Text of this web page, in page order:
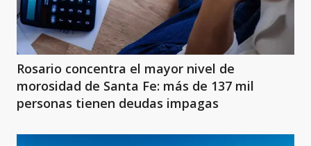
Rosario concentra el mayor nivel de
morosidad de Santa Fe: más de 137 mil
personas tienen deudas impagas